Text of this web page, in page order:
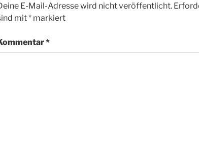
E-Mail-Adresse wird nicht veröffentlicht.
mit* markiert
*